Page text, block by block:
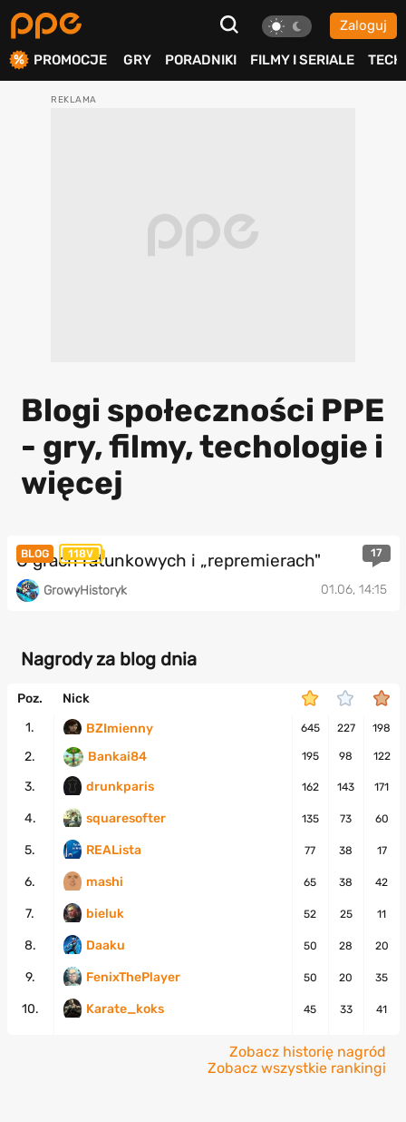
Zaloguj
PROMOCJE GRY PORADNIKI FILMY I SERIALE TECH
Blogi społeczności PPE
- gry, filmy, techologie i
więcej
BLOG 118V 17
O grach ratunkowych i „repremierach"
GrowyHistoryk 01.06, 14:15
Nagrody za blog dnia
Poz.
Nick
1.
BZImienny 645 227 198
2. Bankai84 195 98 122
3. drunkparis 162 143 171
4. squaresofter 135 73 60
5. REALista 77 38 17
6. mashi 65 38 42
7. bieluk 52 25 11
8. Daaku 50 28 20
9. FenixThePlayer 50 20 35
10. Karate_koks 45 33 41
Zobacz historię nagród
Zobacz wszystkie rankingi